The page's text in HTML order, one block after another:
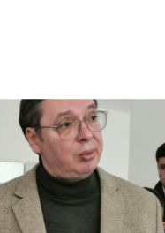
situacija
rukovodioci ELBE
kamere RTS koje
videtei srbija u
za izgradnju
osoblje koje